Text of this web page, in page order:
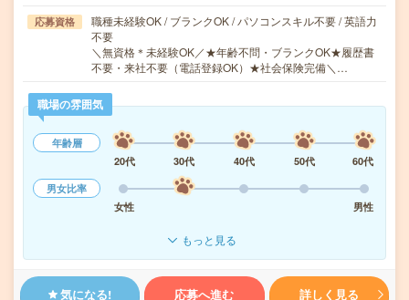
応募資格
職種未経験OK / ブランクOK / パソコンスキル不要 / 英語力
不要
＼無資格＊未経験OK／★年齢不問・ブランクOK★履歴書
不要・来社不要（電話登録OK）★社会保険完備＼…
職場の雰囲気
年齢層
20代
30代 40代 50代
60代
男女比率
女性
男性
もっと見る
気になる! 応募へ進む 詳しく見る